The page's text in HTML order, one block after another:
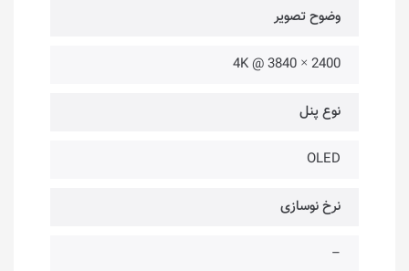
وضوح تصویر
2400 × 3840 @ 4K
نوع پنل
OLED
نرخ نوسازی
–